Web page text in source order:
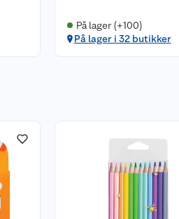
På lager (+100)
På lager i 32 butikker